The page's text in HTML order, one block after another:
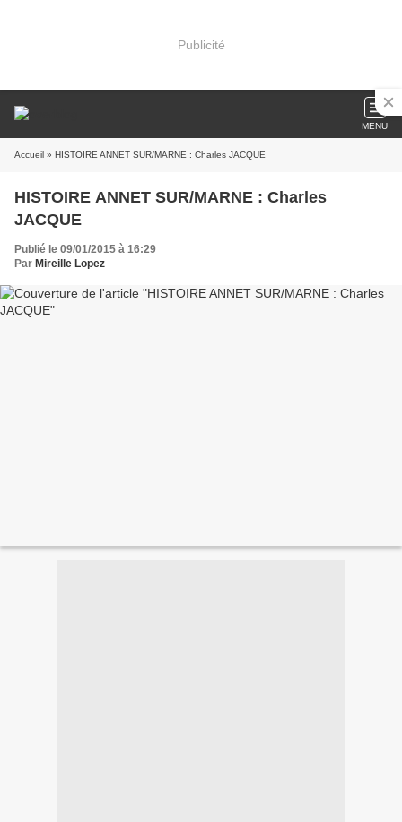
Publicité
MENU
Accueil » HISTOIRE ANNET SUR/MARNE : Charles JACQUE
HISTOIRE ANNET SUR/MARNE : Charles
JACQUE
Publié le 09/01/2015 à 16:29
Par Mireille Lopez